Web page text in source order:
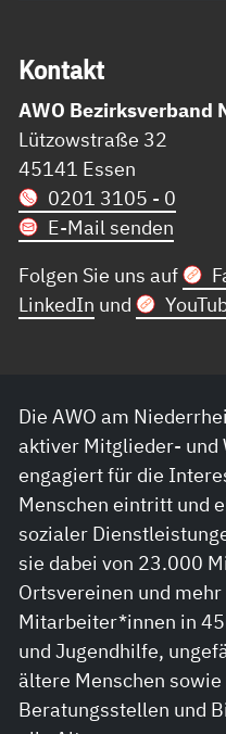
Kon­takt
AWO Bezirksverband
Lützowstraße 32
45141 Essen
0201 3105 - 0
E-Mail senden
Folgen Sie uns auf
LinkedIn und
Die AWO am
aktiver Mitglieder- und
engagiert für die
Menschen eintritt und
sozialer
sie dabei von 23.000
Ortsvereinen und
Mitarbeiter*innen in
und Jugendhilfe,
ältere Menschen
Beratungsstellen und